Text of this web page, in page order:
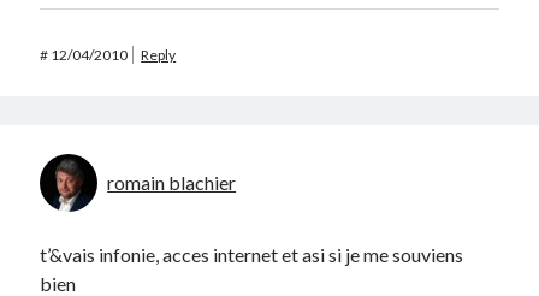
# 12/04/2010 Reply
romain blachier
t’&vais infonie, acces internet et asi si je me souviens
bien